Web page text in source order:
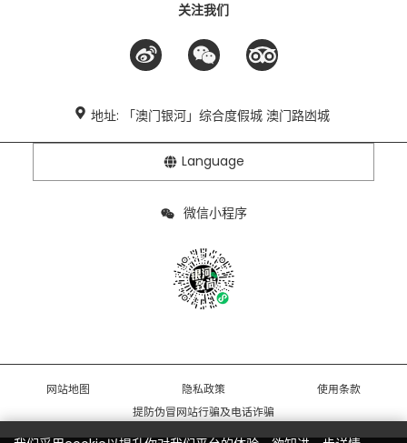
关注我们
地址: 「澳门银河」综合度假城 澳门路凼城
Language
微信小程序
网站地图 隐私政策
使用条款
提防伪冒网站行骗及电话诈骗